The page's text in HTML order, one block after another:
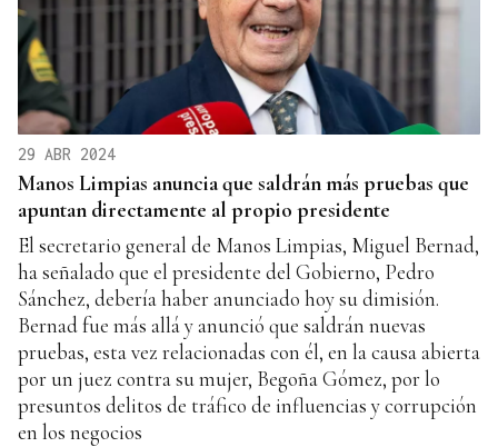
29 ABR 2024
Manos Limpias anuncia que saldrán más pruebas que
apuntan directamente al propio presidente
El secretario general de Manos Limpias, Miguel Bernad,
ha señalado que el presidente del Gobierno, Pedro
Sánchez, debería haber anunciado hoy su dimisión.
Bernad fue más allá y anunció que saldrán nuevas
pruebas, esta vez relacionadas con él, en la causa abierta
por un juez contra su mujer, Begoña Gómez, por lo
presuntos delitos de tráfico de influencias y corrupción
en los negocios